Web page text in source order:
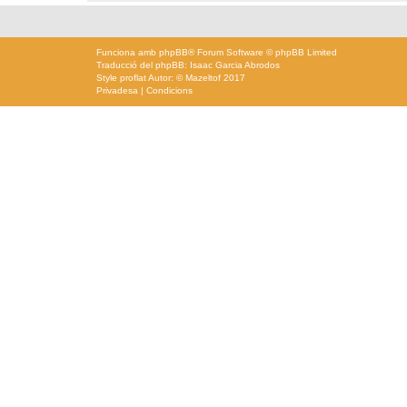
Funciona amb phpBB® Forum Software © phpBB Limited
Traducció del phpBB: Isaac Garcia Abrodos
Style proflatAutor: ©Mazeltof 2017
Privadesa | Condicions